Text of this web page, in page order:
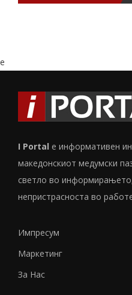
e
I Portal е информативен
македонскиот медумски
светло во
непристрасноста во
Импресум
Маркетинг
За Нас